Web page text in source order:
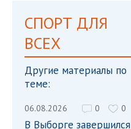
СПОРТ ДЛЯ
ВСЕХ
Другие материалы по
теме:
06.08.2026 0 0
В Выборге завершился